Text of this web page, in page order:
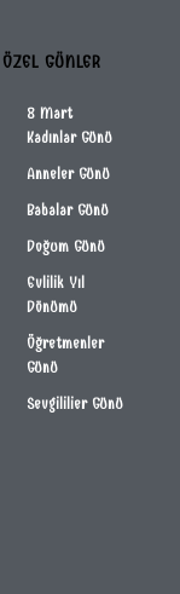
ÖZEL GÜNLER
8 Mart
Kadınlar Günü
Anneler Günü
Babalar Günü
Doğum Günü
Evlilik Yıl
Dönümü
Öğretmenler
Günü
Sevgililier Günü